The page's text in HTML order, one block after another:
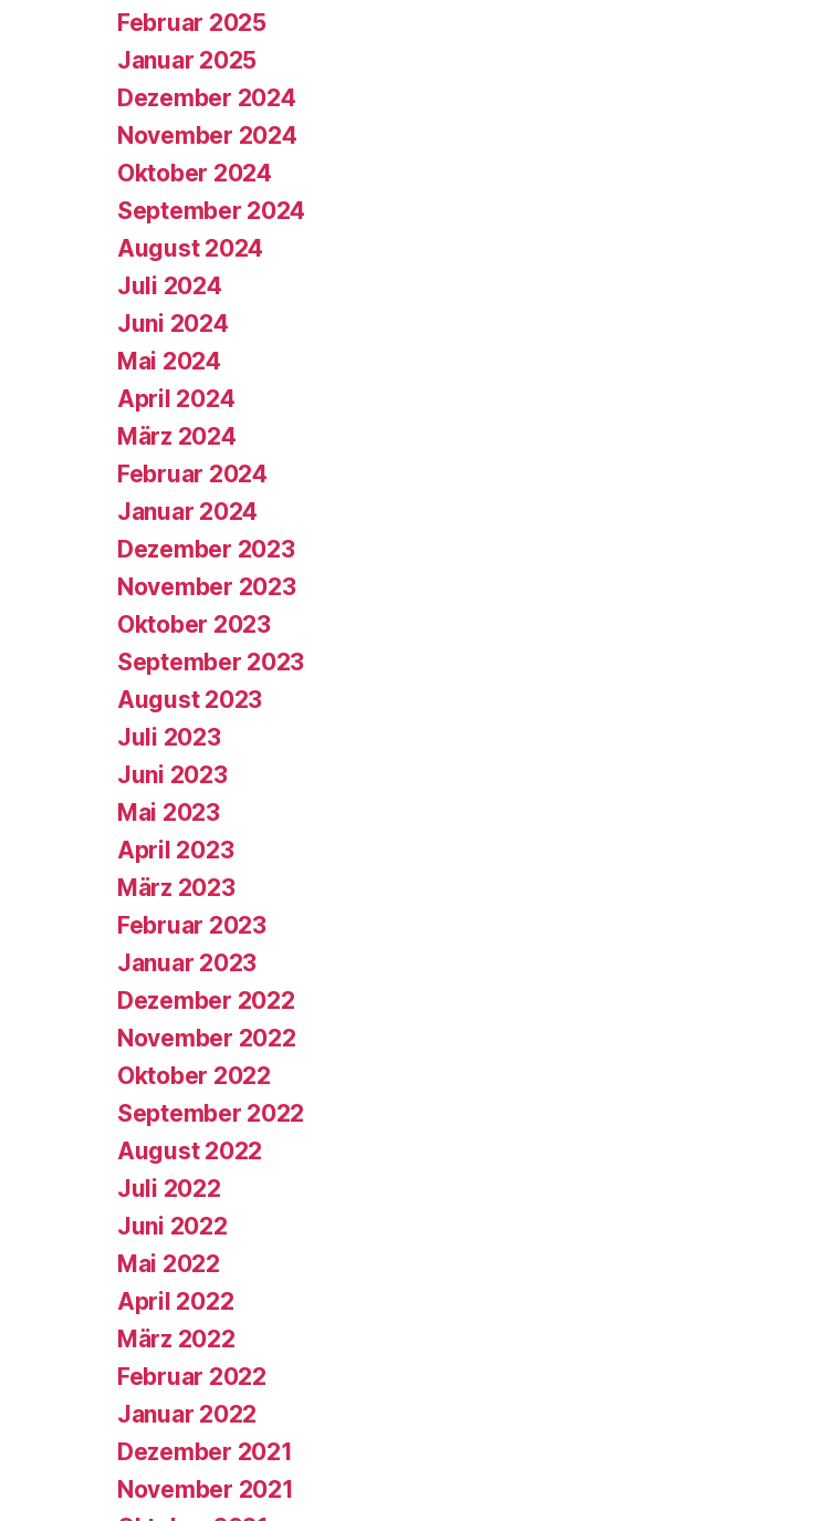
Februar 2025
Januar 2025
Dezember 2024
November 2024
Oktober 2024
September 2024
August 2024
Juli 2024
Juni 2024
Mai 2024
April 2024
März 2024
Februar 2024
Januar 2024
Dezember 2023
November 2023
Oktober 2023
September 2023
August 2023
Juli 2023
Juni 2023
Mai 2023
April 2023
März 2023
Februar 2023
Januar 2023
Dezember 2022
November 2022
Oktober 2022
September 2022
August 2022
Juli 2022
Juni 2022
Mai 2022
April 2022
März 2022
Februar 2022
Januar 2022
Dezember 2021
November 2021